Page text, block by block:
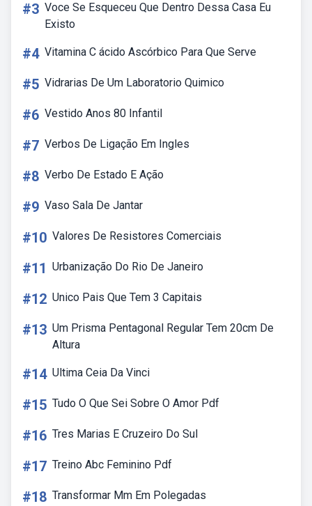
#3 Voce Se Esqueceu Que Dentro Dessa Casa Eu
Existo
#4 Vitamina C ácido Ascórbico Para Que Serve
#5 Vidrarias De Um Laboratorio Quimico
#6 Vestido Anos 80 Infantil
#7 Verbos De Ligação Em Ingles
#8 Verbo De Estado E Ação
#9 Vaso Sala De Jantar
#10 Valores De Resistores Comerciais
#11 Urbanização Do Rio De Janeiro
#12 Unico Pais Que Tem 3 Capitais
#13 Um Prisma Pentagonal Regular Tem 20cm De
Altura
#14 Ultima Ceia Da Vinci
#15 Tudo O Que Sei Sobre O Amor Pdf
#16 Tres Marias E Cruzeiro Do Sul
#17 Treino Abc Feminino Pdf
#18 Transformar Mm Em Polegadas